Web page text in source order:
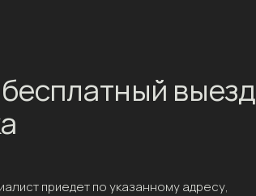
выезд
приедет по указанному адресу,